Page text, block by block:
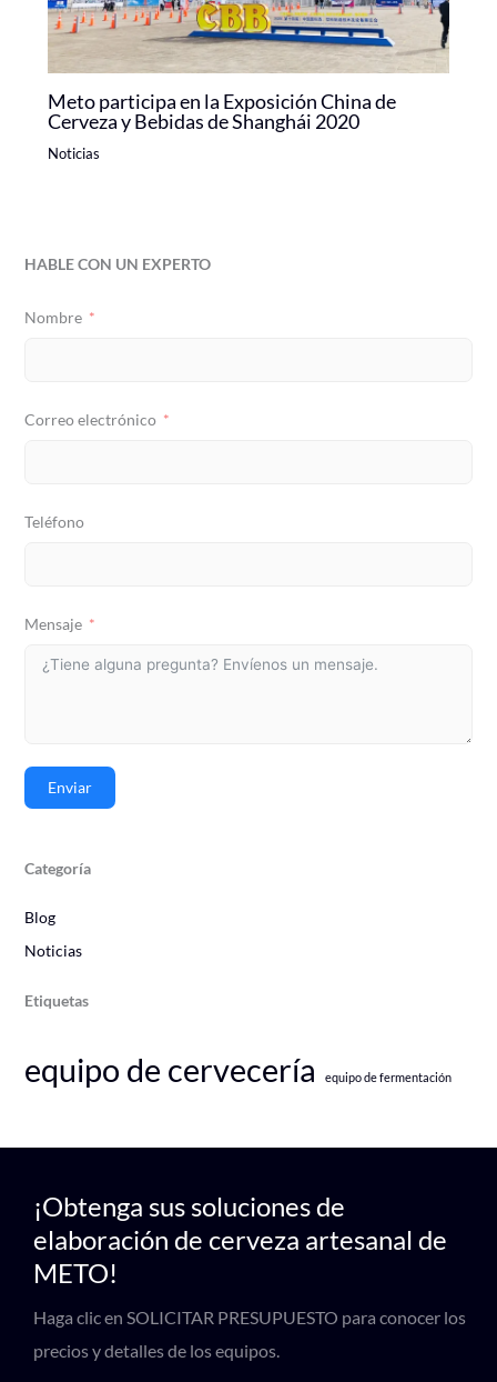
Meto participa en la Exposición China de
Cerveza y Bebidas de Shanghái 2020
Noticias
HABLE CON UN EXPERTO
Nombre
Correo electrónico
Teléfono
Mensaje
Enviar
Categoría
Blog
Noticias
Etiquetas
equipo de cervecería equipo de fermentación
¡Obtenga sus soluciones de
elaboración de cerveza artesanal de
METO!
Haga clic en SOLICITAR PRESUPUESTO para conocer los
precios y detalles de los equipos.